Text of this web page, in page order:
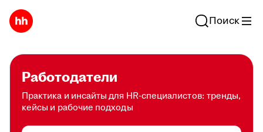
Поиск
Работодатели
Практика и инсайты для HR-специалистов: тренды,
кейсы и рабочие подходы